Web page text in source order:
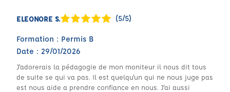
ELEONORE S. (5/5)
Formation : Permis B
Date : 29/01/2026
J'adorerais la pédagogie de mon moniteur il nous dit tous
de suite se qui va pas. Il est quelqu'un qui ne nous juge pas
est nous aide a prendre confiance en nous. J'ai aussi